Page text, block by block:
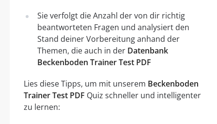
Sie verfolgt die Anzahl der von dir richtig
beantworteten Fragen und analysiert den
Stand deiner Vorbereitung anhand der
Themen, die auch in der Datenbank
Beckenboden Trainer Test PDF
Lies diese Tipps, um mit unserem Beckenboden
Trainer Test PDF Quiz schneller und intelligenter
zu lernen: